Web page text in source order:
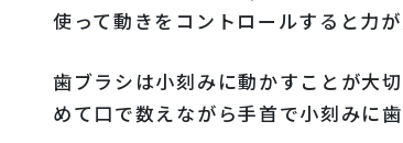
使って動きをコントロールすると力が
歯ブラシは小刻みに動かすことが大
めて口で数えながら手首で小刻みに